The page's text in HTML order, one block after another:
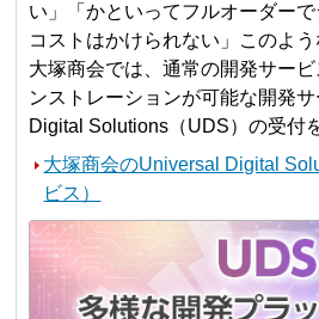
い」「かといってフルオーダー
コストはかけられない」このよう
大塚商会では、通常の開発サー
ンストレーションが可能な開発
Digital Solutions（UDS）の受付
大塚商会のUniversal Digital
ビス）